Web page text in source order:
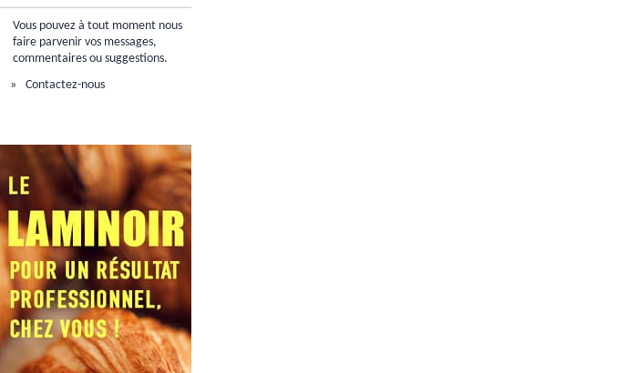
Vous pouvez à tout moment nous
faire parvenir vos messages,
commentaires ou suggestions.
Contactez-nous